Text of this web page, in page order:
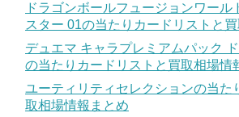
ドラゴンボールフュージョンワール
スター 01の当たりカードリストと
デュエマ キャラプレミアムパック
の当たりカードリストと買取相場情
ユーティリティセレクションの当た
取相場情報まとめ